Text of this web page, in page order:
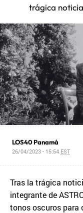
trágica
LOS40 Panamá
26/04/2023 - 15:54 EST
Tras la trágica
integrante de
tonos oscuros para